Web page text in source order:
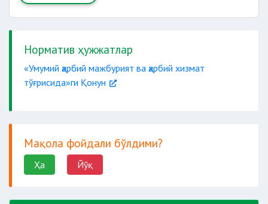
Норматив ҳужжатлар
«Умумий ҳарбий мажбурият ва ҳарбий хизмат
тўғрисида»ги Қонун
Мақола фойдали бўлдими?
Ҳа Йўқ